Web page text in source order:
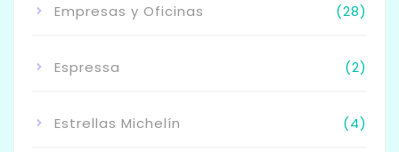
Empresas y Oficinas (28)
Espressa (2)
Estrellas Michelín (4)